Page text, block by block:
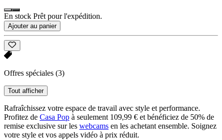
En stock Prêt pour l'expédition.
Ajouter au panier
Offres spéciales (3)
Tout afficher
Rafraîchissez votre espace de travail avec style et performance.
Profitez de Casa Pop à seulement 109,99 € et bénéficiez de 50% de
remise exclusive sur les webcams en les achetant ensemble. Soignez
votre style et vos appels vidéo à prix réduit.